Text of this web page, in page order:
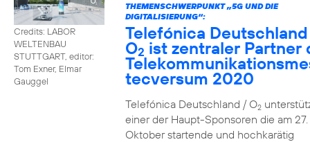
Credits: LABOR
WELTENBAU
STUTTGART, editor:
Tom Exner, Elmar
Gauggel
THEMENSCHWERPUNKT „5G UND DIE
DIGITALISIERUNG“:
Telefónica
O2 ist zentraler Partner
tecversum 2020
Telefónica Deutschland / O2
einer der Haupt-Sponsoren die am 27.
Oktober startende und hochkarätig